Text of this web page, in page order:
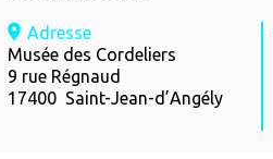
Adresse
Musée des Cordeliers
9 rue Régnaud
17400 Saint-Jean-d’Angély